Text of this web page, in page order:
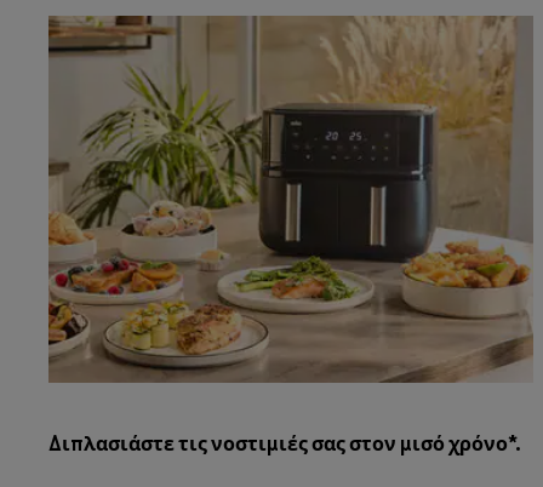
Διπλασιάστε τις νοστιμιές σας στον μισό χρόνο*.